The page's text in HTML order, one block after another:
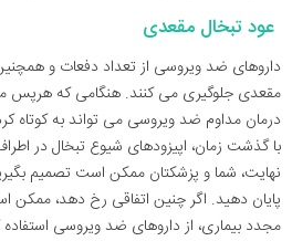
عود تبخال مقعدی
داروهای ضد ویروسی از تعداد دفعات و
مقعدی جلوگیری می کنند. هنگامی که هرپس
درمان مداوم ضد ویروسی می تواند به کوتاه
با گذشت زمان، اپیزودهای شیوع تبخال در
نهایت، شما و پزشکتان ممکن است تصمیم
پایان دهید. اگر چنین اتفاقی رخ دهد، ممکن
مجدد بیماری، از داروهای ضد ویروسی استفاده